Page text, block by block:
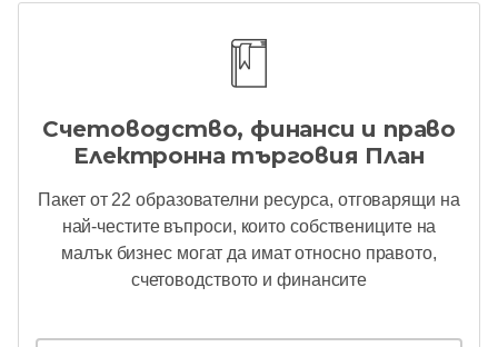
Счетоводство, финанси и право
Електронна търговия План
Пакет от 22 образователни ресурса, отговарящи на
най-честите въпроси, които собствениците на
малък бизнес могат да имат относно правото,
счетоводството и финансите